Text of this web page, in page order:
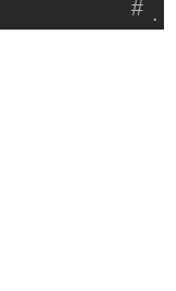
.
#